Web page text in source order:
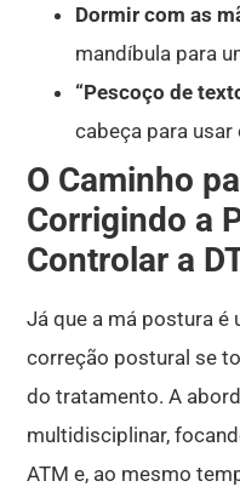
Dormir com as
mandíbula para
“Pescoço de
cabeça para usar
O Caminho
Corrigindo a
Controlar a
Já que a má postura é
correção postural se
do tratamento. A
multidisciplinar,
ATM e, ao mesmo